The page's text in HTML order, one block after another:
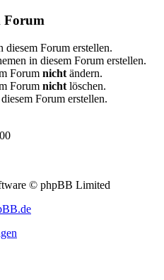
Forum
diesem Forum erstellen.
in diesem Forum erstellen.
Forum nicht ändern.
Forum nicht löschen.
Forum erstellen.
© phpBB Limited